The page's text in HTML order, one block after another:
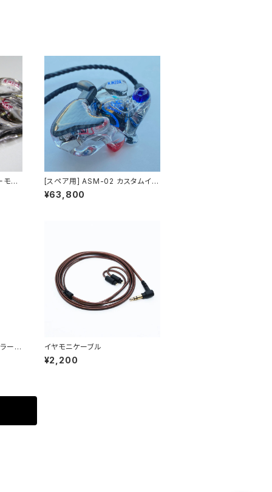
モニ
[スペア用] ASM-02 カスタムイン
イヤーモニター
¥63,800
ー変
イヤモニケーブル
¥2,200